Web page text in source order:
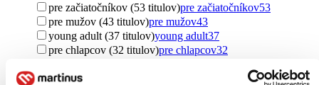
pre začiatočníkov (53 titulov)pre začiatočníkov53
pre mužov (43 titulov)pre mužov43
young adult (37 titulov)young adult37
pre chlapcov (32 titulov)pre chlapcov32
pre podnikateľov (31 titulov)
pre podnikateľov31